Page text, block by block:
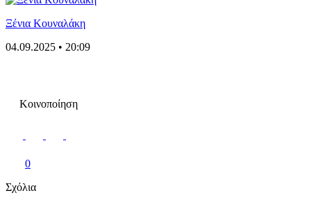
Ξένια Κουναλάκη
04.09.2025 • 20:09
Κοινοποίηση
0
Σχόλια